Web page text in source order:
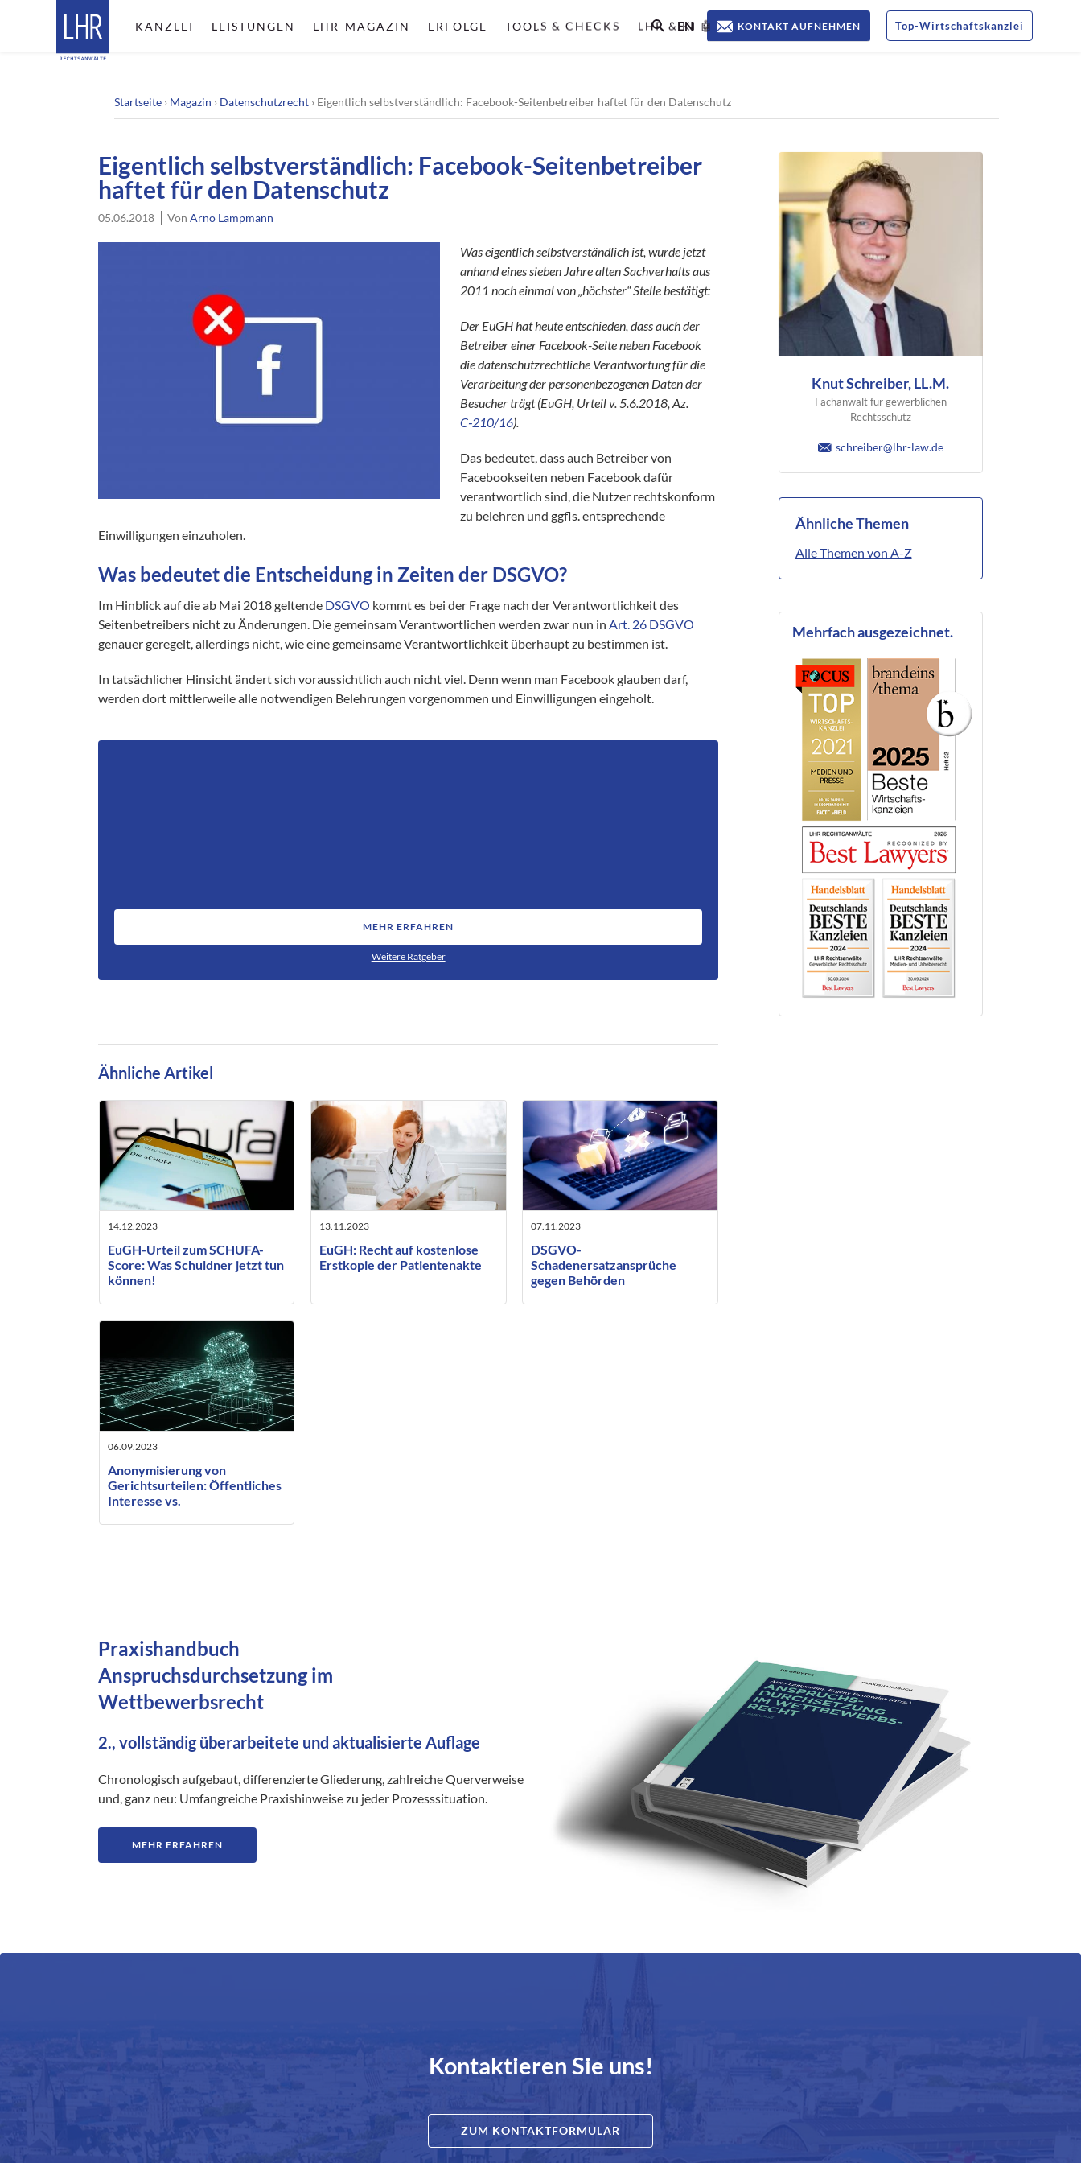
Top-Wirtschaftskanzlei
KONTAKT AUFNEHMEN
KANZLEI LEISTUNGEN LHR-MAGAZIN ERFOLGE TOOLS & CHECKS LHR & KI 🤖
EN
Startseite › Magazin › Datenschutzrecht › Eigentlich selbstverständlich: Facebook-Seitenbetreiber haftet für den Datenschutz
Eigentlich selbstverständlich: Facebook-Seitenbetreiber
haftet für den Datenschutz
05.06.2018 VonArno Lampmann
Was eigentlich selbstverständlich ist, wurde jetzt
anhand eines sieben Jahre alten Sachverhalts aus
2011 noch einmal von „höchster“ Stelle bestätigt:
Der EuGH hat heute entschieden, dass auch der
Betreiber einer Facebook-Seite neben Facebook
die datenschutzrechtliche Verantwortung für die
Verarbeitung der personenbezogenen Daten der
Besucher trägt (EuGH, Urteil v. 5.6.2018, Az.
C‑210/16).
Das bedeutet, dass auch Betreiber von
Facebookseiten neben Facebook dafür
verantwortlich sind, die Nutzer rechtskonform
zu belehren und ggfls. entsprechende
Einwilligungen einzuholen.
Was bedeutet die Entscheidung in Zeiten der DSGVO?
Im Hinblick auf die ab Mai 2018 geltende DSGVO kommt es bei der Frage nach der Verantwortlichkeit des
Seitenbetreibers nicht zu Änderungen. Die gemeinsam Verantwortlichen werden zwar nun inArt. 26 DSGVO
genauer geregelt, allerdings nicht, wie eine gemeinsame Verantwortlichkeit überhaupt zu bestimmen ist.
In tatsächlicher Hinsicht ändert sich voraussichtlich auch nicht viel. Denn wenn man Facebook glauben darf,
werden dort mittlerweile alle notwendigen Belehrungen vorgenommen und Einwilligungen eingeholt.
MEHR ERFAHREN
Weitere Ratgeber
Ähnliche Artikel
14.12.2023
EuGH-Urteil zum SCHUFA-
Score: Was Schuldner jetzt tun
können!
13.11.2023
EuGH: Recht auf kostenlose
Erstkopie der Patientenakte
07.11.2023
DSGVO-
Schadenersatzansprüche
gegen Behörden
06.09.2023
Anonymisierung von
Gerichtsurteilen: Öffentliches
Interesse vs.
Knut Schreiber, LL.M.
Fachanwalt für gewerblichen
Rechtsschutz
schreiber@lhr-law.de
Ähnliche Themen
Alle Themen von A-Z
Mehrfach ausgezeichnet.
Praxishandbuch
Anspruchsdurchsetzung im
Wettbewerbsrecht
2., vollständig überarbeitete und aktualisierte Auflage
Chronologisch aufgebaut, differenzierte Gliederung, zahlreiche Querverweise
und, ganz neu: Umfangreiche Praxishinweise zu jeder Prozesssituation.
MEHR ERFAHREN
Kontaktieren Sie uns!
ZUM KONTAKTFORMULAR